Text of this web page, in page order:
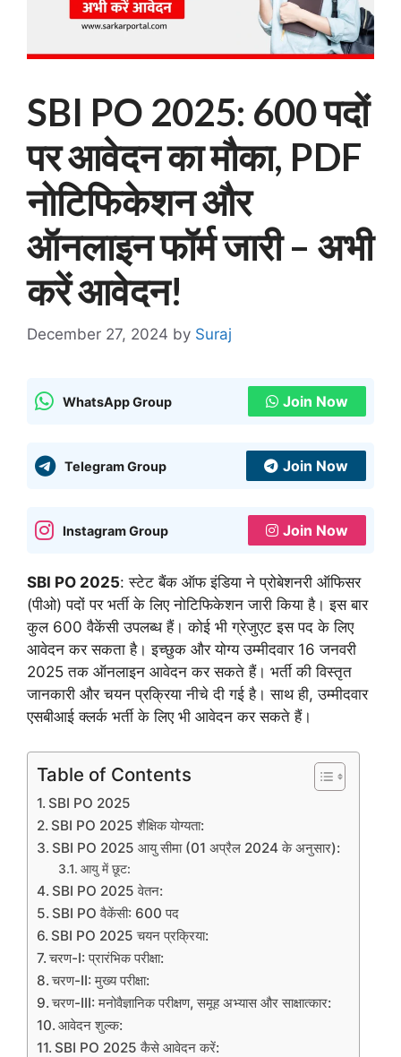
SBI PO 2025: 600 पदों
पर आवेदन का मौका, PDF
नोटिफिकेशन और
ऑनलाइन फॉर्म जारी – अभी
करें आवेदन!
December 27, 2024 by Suraj
WhatsApp Group Join Now
Telegram Group Join Now
Instagram Group Join Now
SBI PO 2025: स्टेट बैंक ऑफ इंडिया ने प्रोबेशनरी ऑफिसर
(पीओ) पदों पर भर्ती के लिए नोटिफिकेशन जारी किया है। इस बार
कुल 600 वैकेंसी उपलब्ध हैं। कोई भी ग्रेजुएट इस पद के लिए
आवेदन कर सकता है। इच्छुक और योग्य उम्मीदवार 16 जनवरी
2025 तक ऑनलाइन आवेदन कर सकते हैं। भर्ती की विस्तृत
जानकारी और चयन प्रक्रिया नीचे दी गई है। साथ ही, उम्मीदवार
एसबीआई क्लर्क भर्ती के लिए भी आवेदन कर सकते हैं।
Table of Contents
SBI PO 2025
SBI PO 2025 शैक्षिक योग्यता:
SBI PO 2025 आयु सीमा (01 अप्रैल 2024 के अनुसार):
आयु में छूट:
SBI PO 2025 वेतन:
SBI PO वैकेंसी: 600 पद
SBI PO 2025 चयन प्रक्रिया:
चरण-I: प्रारंभिक परीक्षा:
चरण-II: मुख्य परीक्षा:
चरण-III: मनोवैज्ञानिक परीक्षण, समूह अभ्यास और साक्षात्कार:
आवेदन शुल्क:
SBI PO 2025 कैसे आवेदन करें: